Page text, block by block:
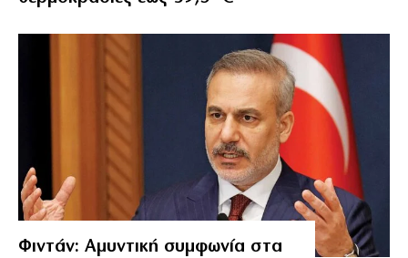
Φιντάν: Αμυντική συμφωνία στα